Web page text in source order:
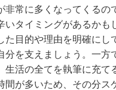
非常に多くなってくるの
いタイミングがあるかも
た目的や理由を明確にし
分を支えましょう。一方
生活の全てを執筆に充て
間が多いため、その分ス